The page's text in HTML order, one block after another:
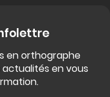
en orthographe
actualités en vous